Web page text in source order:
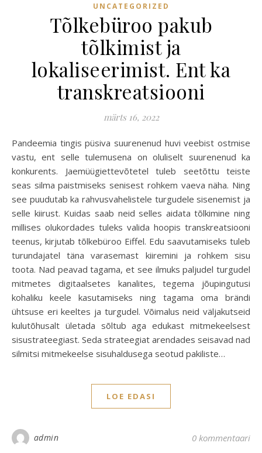
UNCATEGORIZED
Tõlkebüroo pakub
tõlkimist ja
lokaliseerimist. Ent ka
transkreatsiooni
märts 16, 2022
Pandeemia tingis püsiva suurenenud huvi veebist ostmise
vastu, ent selle tulemusena on oluliselt suurenenud ka
konkurents. Jaemüügiettevõtetel tuleb seetõttu teiste
seas silma paistmiseks senisest rohkem vaeva näha. Ning
see puudutab ka rahvusvahelistele turgudele sisenemist ja
selle kiirust. Kuidas saab neid selles aidata tõlkimine ning
millises olukordades tuleks valida hoopis transkreatsiooni
teenus, kirjutab tõlkebüroo Eiffel. Edu saavutamiseks tuleb
turundajatel täna varasemast kiiremini ja rohkem sisu
toota. Nad peavad tagama, et see ilmuks paljudel turgudel
mitmetes digitaalsetes kanalites, tegema jõupingutusi
kohaliku keele kasutamiseks ning tagama oma brändi
ühtsuse eri keeltes ja turgudel. Võimalus neid väljakutseid
kulutõhusalt ületada sõltub aga edukast mitmekeelsest
sisustrateegiast. Seda strateegiat arendades seisavad nad
silmitsi mitmekeelse sisuhaldusega seotud pakiliste…
LOE EDASI
admin 0 kommentaari